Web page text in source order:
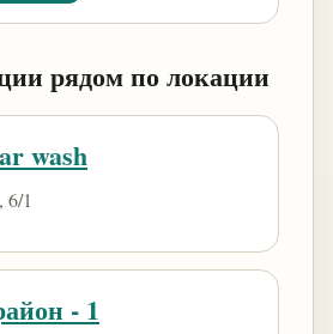
рядом по локации
wash
6/1
- 1